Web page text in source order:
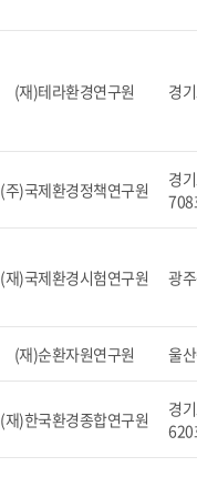
(재)테라환경연구원 경
(주)국제환경정책연구원
경
708
(재)국제환경시험연구원 광
(재)순환자원연구원 울
(재)한국환경종합연구원
경
620